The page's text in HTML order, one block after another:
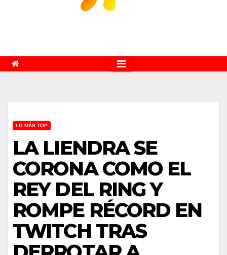
LO MÁS TOP
LA LIENDRA SE
CORONA COMO EL
REY DEL RING Y
ROMPE RÉCORD EN
TWITCH TRAS